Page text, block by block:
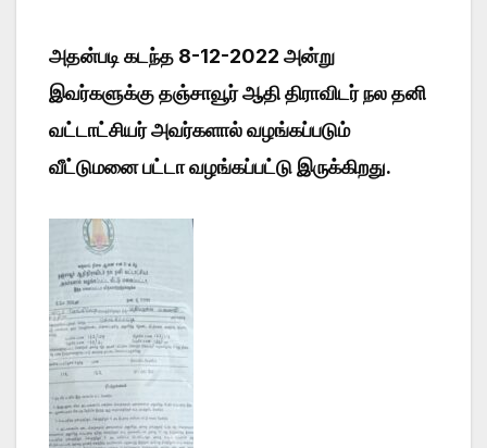
அதன்படி கடந்த 8-12-2022 அன்று
இவர்களுக்கு தஞ்சாவூர் ஆதி திராவிடர் நல தனி
வட்டாட்சியர் அவர்களால் வழங்கப்படும்
வீட்டுமனை பட்டா வழங்கப்பட்டு இருக்கிறது.